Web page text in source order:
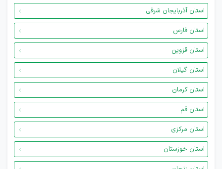
استان آذربایجان شرقی
استان فارس
استان قزوین
استان گیلان
استان کرمان
استان قم
استان مرکزی
استان خوزستان